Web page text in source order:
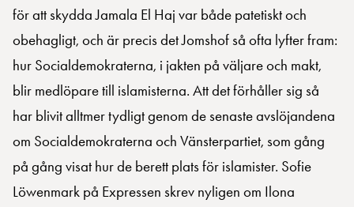
för att skydda Jamala El Haj var både patetiskt och
obehagligt, och är precis det Jomshof så ofta lyfter fram:
hur Socialdemokraterna, i jakten på väljare och makt,
blir medlöpare till islamisterna. Att det förhåller sig så
har blivit alltmer tydligt genom de senaste avslöjandena
om Socialdemokraterna och Vänsterpartiet, som gång
på gång visat hur de berett plats för islamister. Sofie
Löwenmark på Expressen skrev nyligen om Ilona